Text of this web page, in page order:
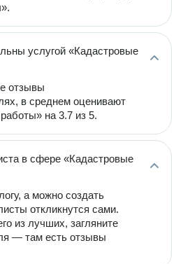
услугой «Кадастровые
отзывы
в среднем оценивают
на 3.7 из 5.
в сфере «Кадастровые
а можно создать
откликнутся сами.
из лучших, загляните
— там есть отзывы